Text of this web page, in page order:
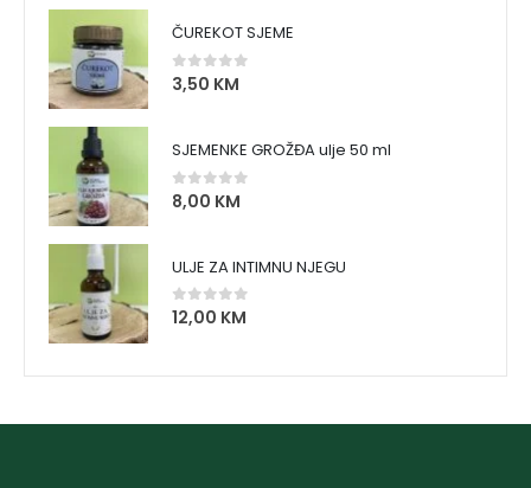
ČUREKOT SJEME
0 out of 5
3,50 KM
SJEMENKE GROŽĐA ulje 50 ml
0 out of 5
8,00 KM
ULJE ZA INTIMNU NJEGU
0out of 5
12,00 KM